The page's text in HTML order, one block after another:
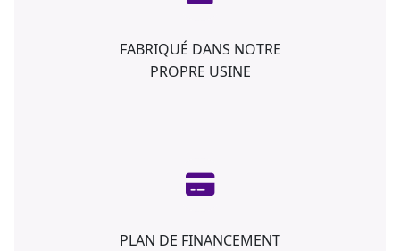
FABRIQUÉ DANS NOTRE
PROPRE USINE
PLAN DE FINANCEMENT